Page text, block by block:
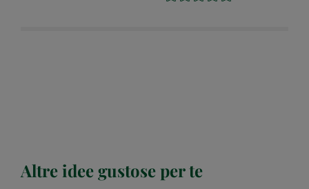
Altre idee gustose per te